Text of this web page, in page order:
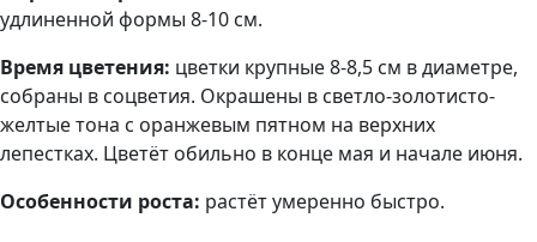
удлиненной формы 8-10 см.
Время цветения: цветки крупные 8-8,5 см в диаметре,
собраны в соцветия. Окрашены в светло-золотисто-
желтые тона с оранжевым пятном на верхних
лепестках. Цветёт обильно в конце мая и начале июня.
Особенности роста: растёт умеренно быстро.